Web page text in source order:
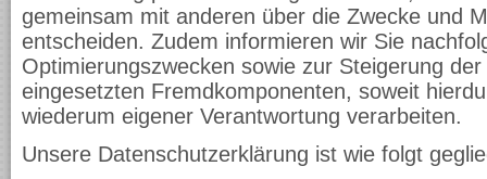
gemeinsam mit anderen über die Zwecke und
entscheiden. Zudem informieren wir Sie
Optimierungszwecken sowie zur Steigerung
eingesetzten Fremdkomponenten, soweit
wiederum eigener Verantwortung verarbeiten.
Unsere Datenschutzerklärung ist wie folgt